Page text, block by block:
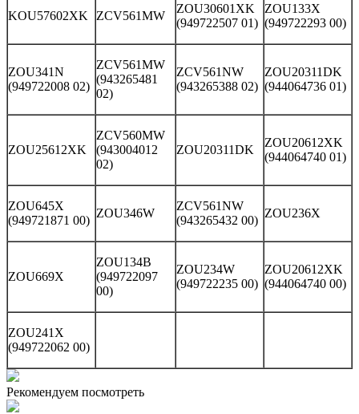
KOU57602XK ZCV561MW
ZOU30601XK
(949722507 01)
ZOU133X
(949722293 00)
ZOU341N
(949722008 02)
ZCV561MW
(943265481
02)
ZCV561NW
(943265388 02)
ZOU20311DK
(944064736 01)
ZOU25612XK
ZCV560MW
(943004012
02)
ZOU20311DK
ZOU20612XK
(944064740 01)
ZOU645X
(949721871 00)
ZOU346W
ZCV561NW
(943265432 00)
ZOU236X
ZOU669X
ZOU134B
(949722097
00)
ZOU234W
(949722235 00)
ZOU20612XK
(944064740 00)
ZOU241X
(949722062 00)
Рекомендуем посмотреть